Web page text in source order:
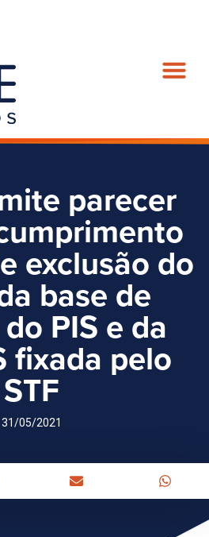
parecer
exclusão do
base de
PIS e da
fixada pelo
STF
31/05/2021